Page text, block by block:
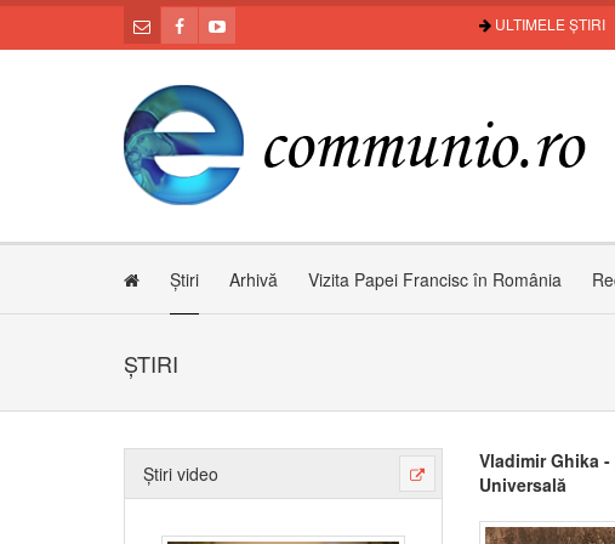
ULTIMELE ȘTIRI
Știri Arhivă Vizita Papei Francisc în România
ȘTIRI
Știri video
Vladimir Ghika
Universală